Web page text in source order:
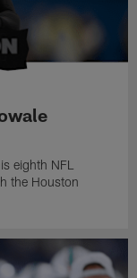
eighth NFL
the Houston